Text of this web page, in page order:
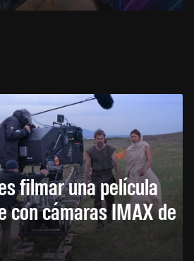
filmar una película
con cámaras IMAX de